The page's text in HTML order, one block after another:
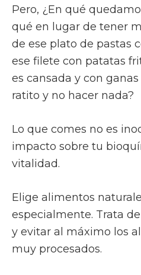
Pero, ¿En qué
qué en lugar de tener
de ese plato de pastas
ese filete con patatas
es cansada y con
ratito y no hacer nada?
Lo que comes no es
impacto sobre tu
vitalidad.
Elige alimentos
especialmente. Trata
y evitar al máximo los
muy procesados.